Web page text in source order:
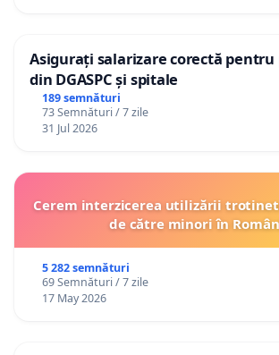
Asigurați salarizare corectă
din DGASPC și spitale
189 semnături
73 Semnături / 7 zile
31 Jul 2026
Cerem interzicerea utilizării
de către minori în
5 282 semnături
69 Semnături / 7 zile
17 May 2026